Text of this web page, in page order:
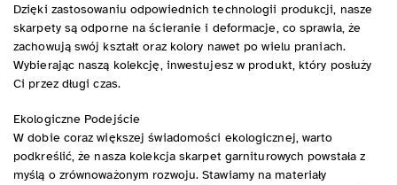
Dzięki zastosowaniu odpowiednich technologii produkcji, nasze
skarpety są odporne na ścieranie i deformacje, co sprawia, że
zachowują swój kształt oraz kolory nawet po wielu praniach.
Wybierając naszą kolekcję, inwestujesz w produkt, który posłuży
Ci przez długi czas.
Ekologiczne Podejście
W dobie coraz większej świadomości ekologicznej, warto
podkreślić, że nasza kolekcja skarpet garniturowych powstała z
myślą o zrównoważonym rozwoju. Stawiamy na materiały